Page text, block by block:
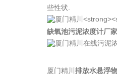
些性状.
缺氧池污泥浓度计厂家
厦门精川 排放水悬浮